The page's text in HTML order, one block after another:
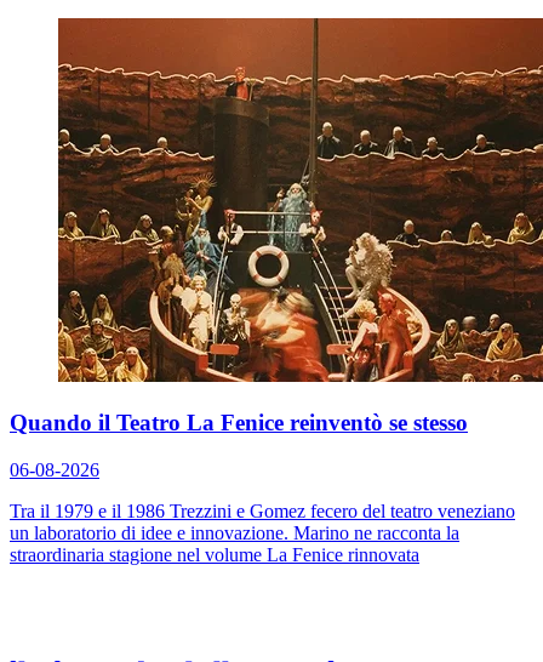
Quando il Teatro La Fenice reinventò se stesso
06-08-2026
Tra il 1979 e il 1986 Trezzini e Gomez fecero del teatro veneziano
un laboratorio di idee e innovazione. Marino ne racconta la
straordinaria stagione nel volume La Fenice rinnovata